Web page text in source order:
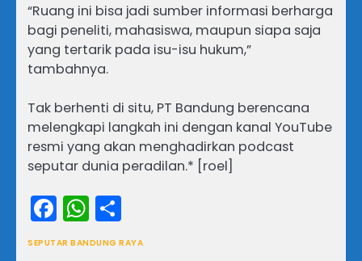
“Ruang ini bisa jadi sumber informasi berharga
bagi peneliti, mahasiswa, maupun siapa saja
yang tertarik pada isu-isu hukum,”
tambahnya.
Tak berhenti di situ, PT Bandung berencana
melengkapi langkah ini dengan kanal YouTube
resmi yang akan menghadirkan podcast
seputar dunia peradilan.* [roel]
Facebook
WhatsApp
SEPUTAR BANDUNG RAYA